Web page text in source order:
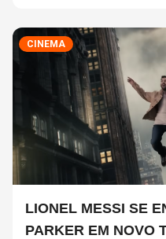
CINEMA
LIONEL MESSI SE
PARKER EM NOVO